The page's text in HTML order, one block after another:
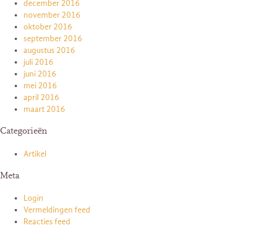
december 2016
november 2016
oktober 2016
september 2016
augustus 2016
juli 2016
juni 2016
mei 2016
april 2016
maart 2016
Categorieën
Artikel
Meta
Login
Vermeldingen feed
Reacties feed